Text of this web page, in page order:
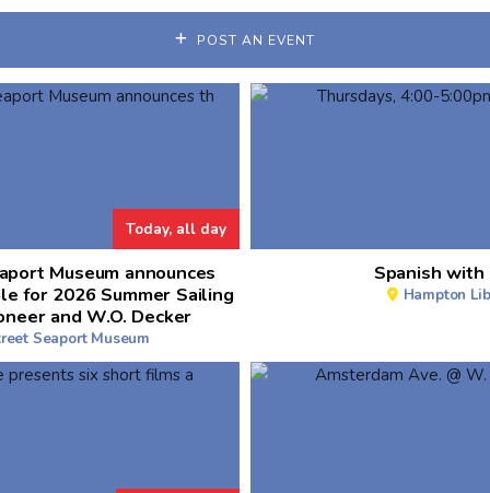
POST AN EVENT
Today, all day
Museum announces
for 2026 Summer Sailing
and W.O. Decker
Seaport Museum
Spanish with
Hampton